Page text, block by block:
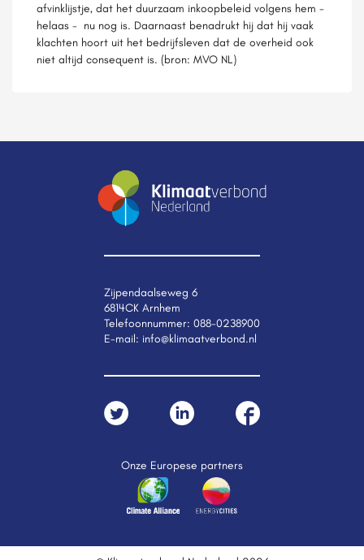
afvinklijstje, dat het duurzaam inkoopbeleid volgens hem -
helaas - nu nog is. Daarnaast benadrukt hij dat hij vaak
klachten hoort uit het bedrijfsleven dat de overheid ook
niet altijd consequent is. (bron: MVO NL)
Zijpendaalseweg 6
6814CK Arnhem
Telefoonnummer: 088-0238900
E-mail: info@klimaatverbond.nl
Onze Europese partners